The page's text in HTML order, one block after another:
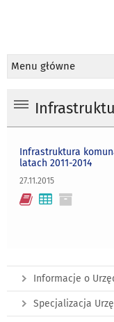
Menu główne
Infrastruktura
latach 2011-2014
27.11.2015
Informacje o
Specjalizacja